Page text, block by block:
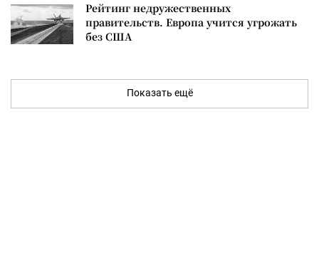
Рейтинг недружественных
правительств. Европа учится угрожать
без США
Показать ещё